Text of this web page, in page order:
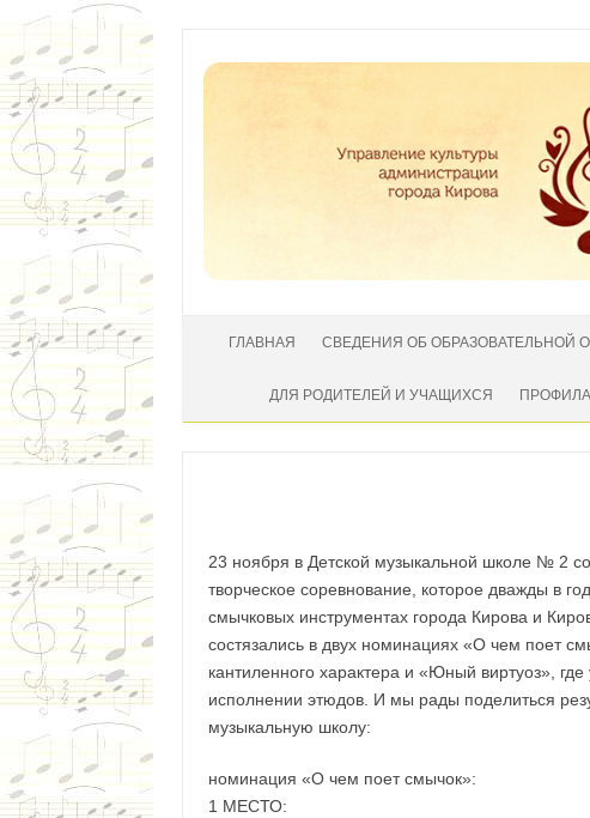
ГЛАВНАЯ СВЕДЕНИЯ ОБ ОБРАЗОВАТЕЛЬНОЙ
ДЛЯ РОДИТЕЛЕЙ И УЧАЩИХСЯ
23 ноября в Детской музыкальной школе № 2
творческое соревнование, которое дважды в
смычковых инструментах города Кирова и
состязались в двух номинациях «О чем поет
кантиленного характера и «Юный виртуоз»,
исполнении этюдов. И мы рады поделиться
музыкальную школу:
номинация «О чем поет смычок»:
1 МЕСТО: